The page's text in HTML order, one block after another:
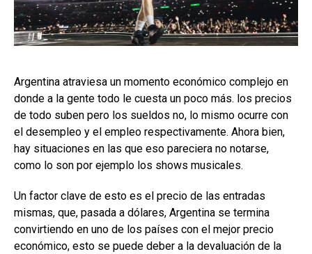
Argentina atraviesa un momento económico complejo en
donde a la gente todo le cuesta un poco más. los precios
de todo suben pero los sueldos no, lo mismo ocurre con
el desempleo y el empleo respectivamente. Ahora bien,
hay situaciones en las que eso pareciera no notarse,
como lo son por ejemplo los shows musicales.
Un factor clave de esto es el precio de las entradas
mismas, que, pasada a dólares, Argentina se termina
convirtiendo en uno de los países con el mejor precio
económico, esto se puede deber a la devaluación de la